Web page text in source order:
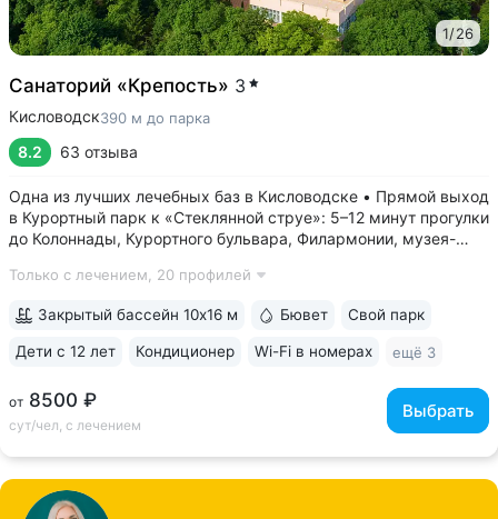
1/26
Санаторий «Крепость» 3
Кисловодск390 м до парка
8.2 63 отзыва
Одна из лучших лечебных баз в Кисловодске • Прямой выход
в Курортный парк к «Стеклянной струе»: 5–12 минут прогулки
до Колоннады, Курортного бульвара, Филармонии, музея-
курортов: «Ессентуки-4» и «Славяновская» (Железноводск).
Только с лечением, 20 профилей
от 8500 ₽
сут/чел, с лечением
Выбрать
Закрытый бассейн 10х16 м Бювет Свой парк
Дети с 12 лет Кондиционер Wi-Fi в номерах ещё 3